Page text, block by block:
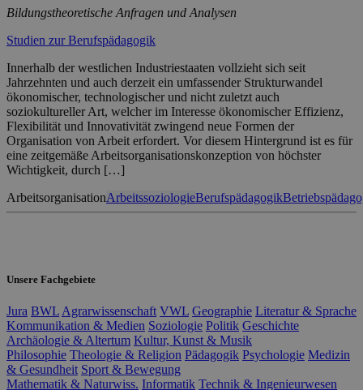
Bildungstheoretische Anfragen und Analysen
Studien zur Berufspädagogik
Innerhalb der westlichen Industriestaaten vollzieht sich seit
Jahrzehnten und auch derzeit ein umfassender Strukturwandel
ökonomischer, technologischer und nicht zuletzt auch
soziokultureller Art, welcher im Interesse ökonomischer Effizienz,
Flexibilität und Innovativität zwingend neue Formen der
Organisation von Arbeit erfordert. Vor diesem Hintergrund ist es für
eine zeitgemäße Arbeitsorganisationskonzeption von höchster
Wichtigkeit, durch […]
ArbeitsorganisationArbeitssoziologieBerufspädagogik
Unsere Fachgebiete
Jura BWL Agrarwissenschaft VWL Geographie Literatur & Sprache
Kommunikation & Medien Soziologie Politik Geschichte
Archäologie & Altertum Kultur, Kunst & Musik
Philosophie Theologie & Religion Pädagogik Psychologie Medizin
& Gesundheit Sport & Bewegung
Mathematik & Naturwiss. Informatik Technik & Ingenieurwesen